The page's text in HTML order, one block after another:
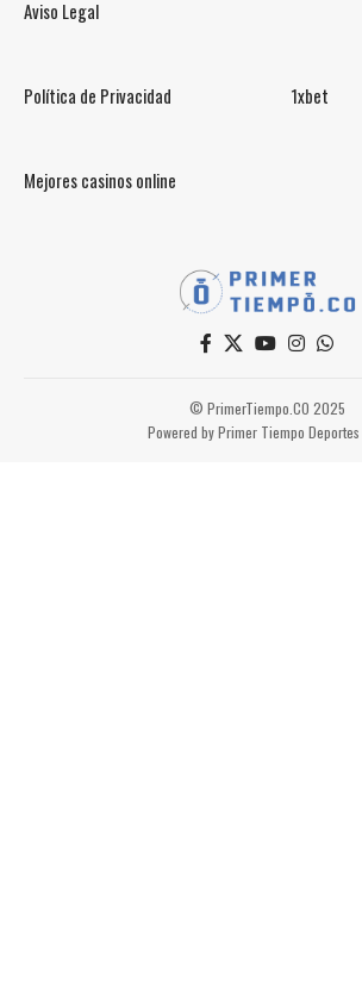
Aviso Legal
Política de Privacidad 1xbet
Mejores casinos online
© PrimerTiempo.CO 2025
Powered by Primer Tiempo Deportes